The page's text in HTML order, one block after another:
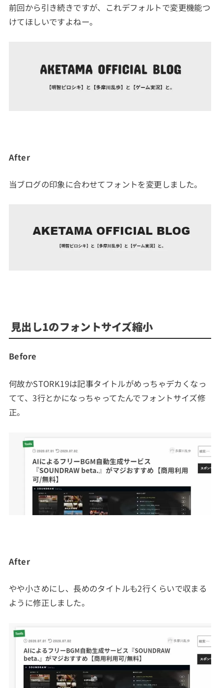
前回から引き続きですが、これデフォルトで変更機能つ
けてほしいですよねー。
After
当ブログの印象に合わせてフォントを変更しました。
見出し1のフォントサイズ縮小
Before
何故かSTORK19は記事タイトルがめっちゃデカくなっ
てて、3行とかになっちゃってたんでフォントサイズ修
正。
After
やや小さめにし、長めのタイトルも2行くらいで収まる
ように修正しました。